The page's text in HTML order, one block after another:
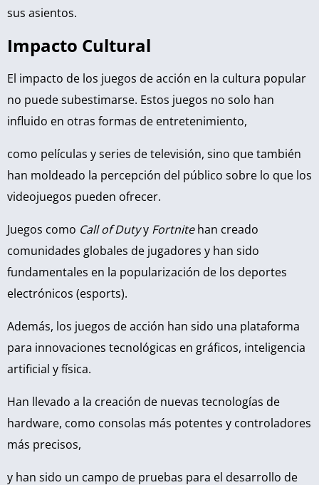
sus asientos.
Impacto Cultural
El impacto de los juegos de acción en la cultura popular
no puede subestimarse. Estos juegos no solo han
influido en otras formas de entretenimiento,
como películas y series de televisión, sino que también
han moldeado la percepción del público sobre lo que los
videojuegos pueden ofrecer.
Juegos como Call of Dutyy Fortnitehan creado
comunidades globales de jugadores y han sido
fundamentales en la popularización de los deportes
electrónicos (esports).
Además, los juegos de acción han sido una plataforma
para innovaciones tecnológicas en gráficos, inteligencia
artificial y física.
Han llevado a la creación de nuevas tecnologías de
hardware, como consolas más potentes y controladores
más precisos,
y han sido un campo de pruebas para el desarrollo de